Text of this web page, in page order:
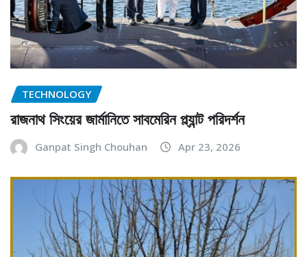
TECHNOLOGY
রাজনাথ সিংয়ের জার্মানিতে সাবমেরিন প্ল্যান্ট পরিদর্শন
Ganpat Singh Chouhan Apr 23, 2026